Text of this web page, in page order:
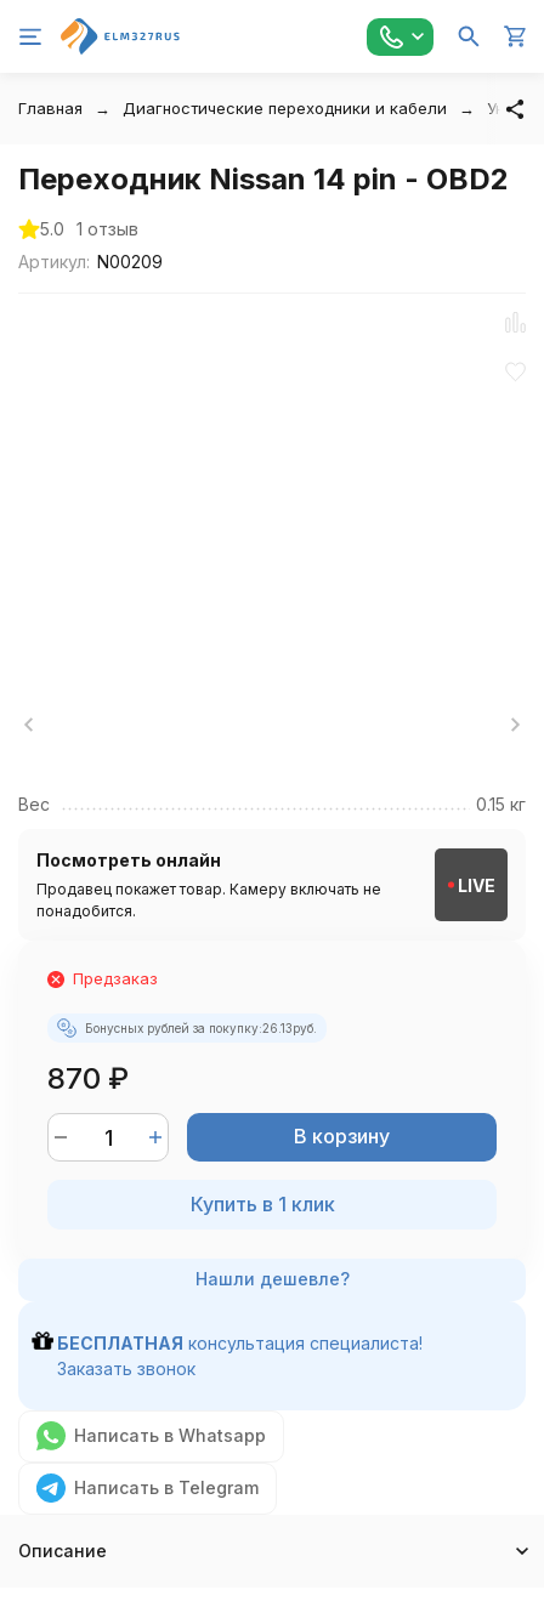
Главная Диагностические переходники и кабели
Переходник Nissan 14 pin - OBD2
5.0
1 отзыв
Артикул: N00209
Вес 0.15 кг
Посмотреть онлайн
Продавец покажет товар. Камеру включать не
понадобится.
LIVE
Предзаказ
Бонусных рублей за покупку:26.13руб.
870 ₽
В корзину
Купить в 1 клик
БЕСПЛАТНАЯ консультация специалиста!
Заказать звонок
Написать в Whatsapp
Написать в Telegram
Описание